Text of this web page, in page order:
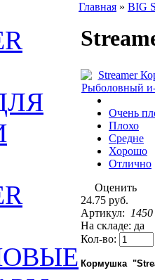
Главная » BIG
Очень
Плохо
Средне
Хорошо
Отлично
Оценить
24.75 руб.
Артикул:
На складе: да
Кол-во:
Кормушка